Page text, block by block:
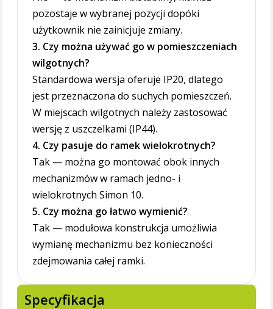
pozostaje w wybranej pozycji dopóki
użytkownik nie zainicjuje zmiany.
3. Czy można używać go w pomieszczeniach
wilgotnych?
Standardowa wersja oferuje IP20, dlatego
jest przeznaczona do suchych pomieszczeń.
W miejscach wilgotnych należy zastosować
wersję z uszczelkami (IP44).
4. Czy pasuje do ramek wielokrotnych?
Tak — można go montować obok innych
mechanizmów w ramach jedno- i
wielokrotnych Simon 10.
5. Czy można go łatwo wymienić?
Tak — modułowa konstrukcja umożliwia
wymianę mechanizmu bez konieczności
zdejmowania całej ramki.
Specyfikacja